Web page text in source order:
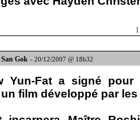
[
Gok - 20/12/2007 @ 18h32
Yun-Fat a signé
film développé par